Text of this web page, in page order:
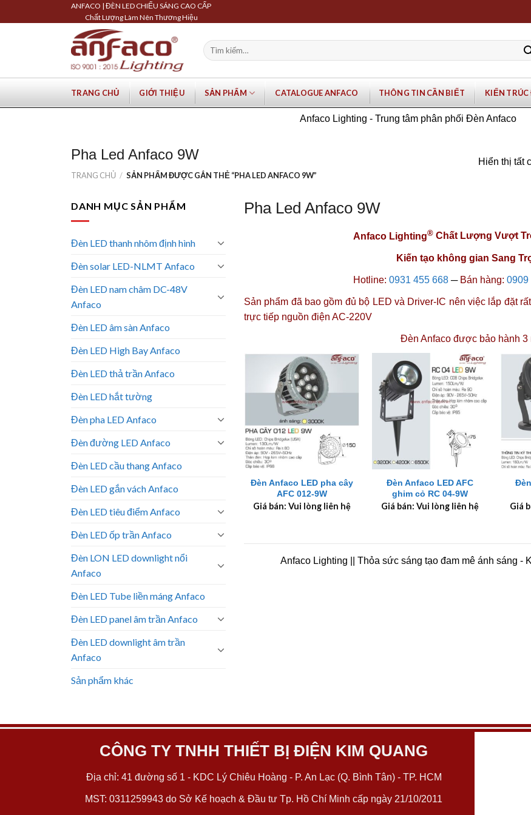
to
ANFACO | ĐÈN LED CHIẾU SÁNG CAO CẤP
Chất Lượng Làm Nên Thương Hiệu
Tìm
kiếm:
TRANG CHỦ GIỚI THIỆU SẢN PHẨM CATALOGUE ANFACO THÔNG TIN CẦN BIẾT KIẾN TRÚC
Anfaco Lighting - Trung tâm phân phối Đèn Anfaco
Pha Led Anfaco 9W
TRANG CHỦ / SẢN PHẨM ĐƯỢC GẮN THẺ “PHA LED ANFACO 9W”
Hiển thị tất
DANH MỤC SẢN PHẨM
Đèn LED thanh nhôm định hình
Đèn solar LED-NLMT Anfaco
Đèn LED nam châm DC-48V
Anfaco
Đèn LED âm sàn Anfaco
Đèn LED High Bay Anfaco
Đèn LED thả trần Anfaco
Đèn LED hắt tường
Đèn pha LED Anfaco
Đèn đường LED Anfaco
Đèn LED cầu thang Anfaco
Đèn LED gắn vách Anfaco
Đèn LED tiêu điểm Anfaco
Đèn LED ốp trần Anfaco
Đèn LON LED downlight nổi
Anfaco
Đèn LED Tube liền máng Anfaco
Đèn LED panel âm trần Anfaco
Đèn LED downlight âm trần
Anfaco
Sản phẩm khác
Pha Led Anfaco 9W
Anfaco Lighting® Chất Lượng Vượt
Kiến tạo không gian Sang
Hotline: 0931 455 668 ─Bán hàng: 0909
Sản phẩm đã bao gồm đủ bộ LED và Driver-IC nên việc lắp đặt
trực tiếp nguồn điện AC-220V
Đèn Anfaco được bảo hành
+
Đèn Anfaco LED pha cây
AFC 012-9W
Giá bán: Vui lòng liên hệ
Đèn Anfaco LED AFC
ghim cỏ RC 04-9W
Giá bán: Vui lòng liên hệ
+
Giá
Anfaco Lighting || Thỏa sức sáng tạo đam mê ánh sáng -
CÔNG TY TNHH THIẾT BỊ ĐIỆN KIM QUANG
Địa chỉ: 41 đường số 1 - KDC Lý Chiêu Hoàng - P. An Lạc (Q. Bình Tân) - TP. HCM
MST: 0311259943 do Sở Kế hoạch & Đầu tư Tp. Hồ Chí Minh cấp ngày 21/10/2011